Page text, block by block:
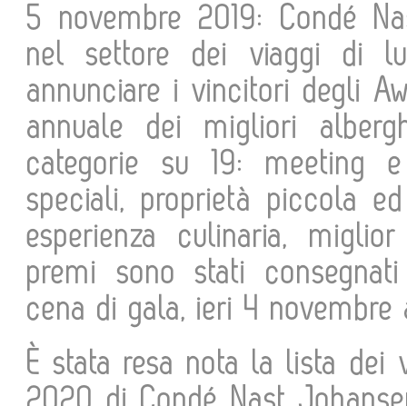
5 novembre 2019: Condé
nel settore dei viaggi di
annunciare i vincitori degli
annuale dei migliori
categorie su 19: meeting
speciali, proprietà piccola
esperienza culinaria,
premi sono stati
cena di gala, ieri 4 novembre
È stata resa nota la lista dei